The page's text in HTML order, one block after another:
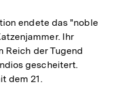
endete das "noble
Ihr
Reich der Tugend
gescheitert.
dem 21.